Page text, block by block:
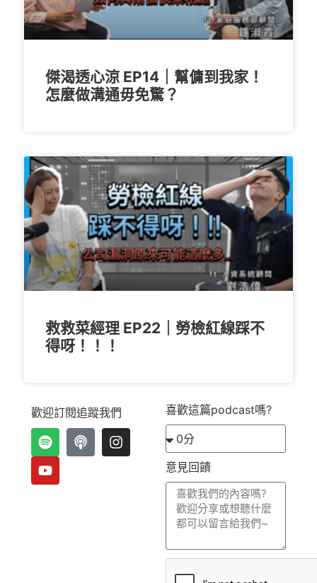
傑渴透心涼 EP14｜幫傭到我家！
怎麼做溝通毋免驚？
救救菜經理 EP22｜勞檢紅線踩不
得呀！！！
歡迎訂閱追蹤我們 喜歡這篇podcast嗎?
意見回饋